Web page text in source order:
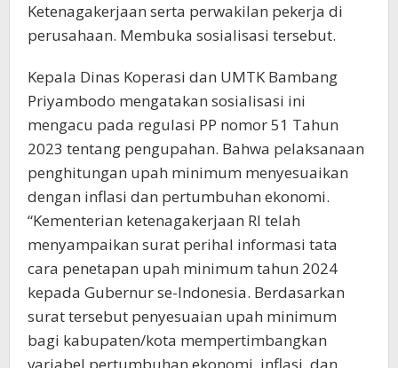
Ketenagakerjaan serta perwakilan pekerja di
perusahaan. Membuka sosialisasi tersebut.
Kepala Dinas Koperasi dan UMTK Bambang
Priyambodo mengatakan sosialisasi ini
mengacu pada regulasi PP nomor 51 Tahun
2023 tentang pengupahan. Bahwa pelaksanaan
penghitungan upah minimum menyesuaikan
dengan inflasi dan pertumbuhan ekonomi.
“Kementerian ketenagakerjaan RI telah
menyampaikan surat perihal informasi tata
cara penetapan upah minimum tahun 2024
kepada Gubernur se-Indonesia. Berdasarkan
surat tersebut penyesuaian upah minimum
bagi kabupaten/kota mempertimbangkan
variabel pertumbuhan ekonomi, inflasi, dan